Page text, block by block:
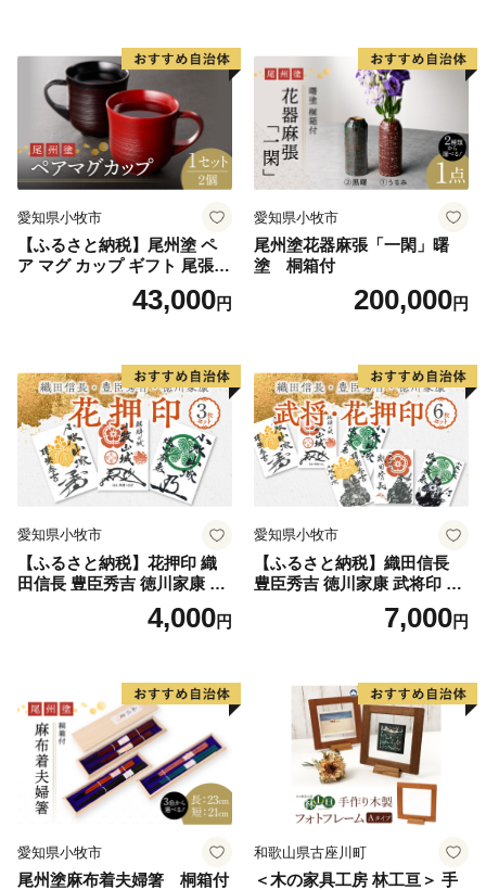
愛知県 小牧市 お取り寄せ 送
料無料
ウイルス効果 お取り寄せ 愛
知県 小牧市 送料無料
愛知県小牧市
【ふるさと納税】尾州塗 ペ
ア マグ カップ ギフト 尾張漆
漆 漆器 漆器工芸 工芸品 芸術
性 実用性 抗菌性 美味しく安
抗ウイルス効果 お取り寄せ
愛知県 小牧市 送料無料
43,000円
愛知県小牧市
尾州塗花器麻張「一閑」曙
塗 桐箱付
200,000円
愛知県小牧市
【ふるさと納税】花押印 織
田信長 豊臣秀吉 徳川家康 3
枚 セット 戦国 武将 小牧山城
墨絵 龍画師 書道アーティス
牧市 お取り寄せ 送料無料
4,000円
愛知県小牧市
【ふるさと納税】織田信長
豊臣秀吉 徳川家康 武将印 花
押印 6枚 セット イラスト 戦
国 武将 小牧山城 墨絵 龍画師
グッズ 愛知県 小牧市 お取り
寄せ 送料無料
7,000円
愛知県小牧市
尾州塗麻布着夫婦箸 桐箱付
和歌山県古座川町
＜木の家具工房 林工亘＞ 手